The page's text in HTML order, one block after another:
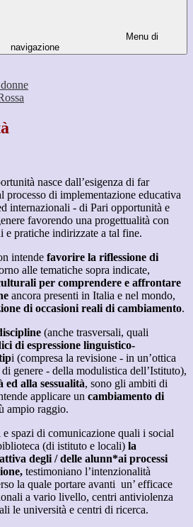
Menu di
navigazione
nasce dall’esigenza di far
processo di implementazione educativa
internazionali - di Pari opportunità e
favorendo una progettualità con
e pratiche indirizzate a tal fine.
intende favorire la riflessione di
alle tematiche sopra indicate,
per comprendere e affrontare
ancora presenti in Italia e nel mondo,
di occasioni reali di cambiamento.
(anche trasversali, quali
di espressione linguistico-
i (compresa la revisione - in un’ottica
genere - della modulistica dell’Istituto),
ed alla sessualità, sono gli ambiti di
applicare un cambiamento di
ampio raggio.
spazi di comunicazione quali i social
(di istituto e locali) la
degli / delle alunn*ai processi
testimoniano l’intenzionalità
la quale portare avanti un’ efficace
a vario livello, centri antiviolenza
le università e centri di ricerca.